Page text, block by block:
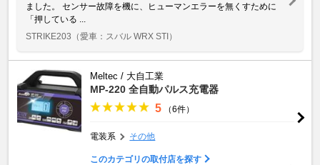
ました。 センサー故障を機に、ヒューマンエラーを無くすために
「押している ...
STRIKE203 （愛車：スバル WRX STI）
Meltec / 大自工業
MP-220 全自動パルス充電器
5 （6件）
電装系 その他
このカテゴリの取付店を探す